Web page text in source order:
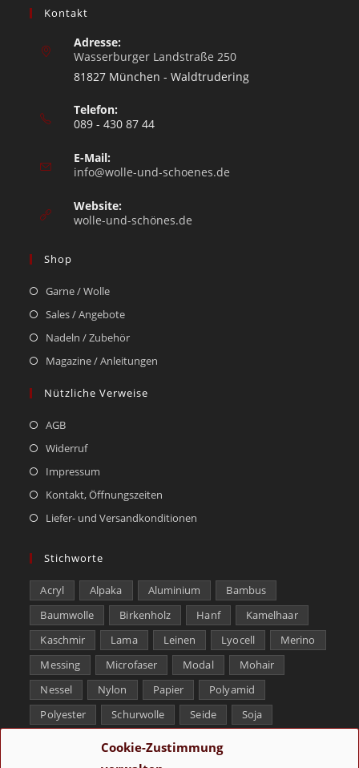
Cookie-Zustimmung
Kontakt
Adresse:
Wasserburger Landstraße 250
81827 München - Waldtrudering
Telefon:
089 - 430 87 44
E-Mail:
info@wolle-und-schoenes.de
Website:
wolle-und-schönes.de
Shop
Garne / Wolle
Sales / Angebote
Nadeln / Zubehör
Magazine / Anleitungen
Nützliche Verweise
AGB
Widerruf
Impressum
Kontakt, Öffnungszeiten
Liefer- und Versandkonditionen
Stichworte
Acryl Alpaka Aluminium
Bambus
Baumwolle
Birkenholz Hanf
Kamelhaar
Kaschmir
Lama Leinen Lyocell
Merino
Messing
Microfaser Modal
Mohair
Nessel
Nylon Papier
Polyamid
Polyester
Schurwolle Seide
Soja
Tencel
Yak